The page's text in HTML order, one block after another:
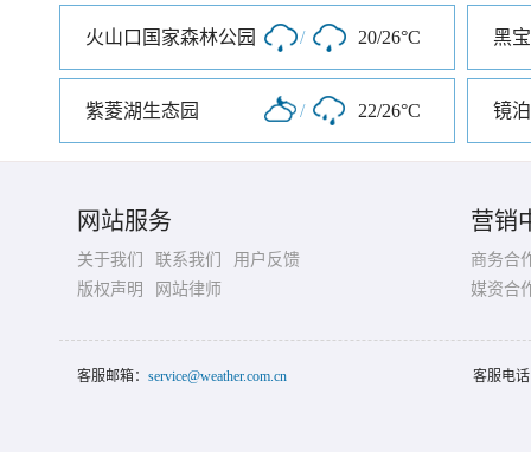
火山口国家森林公园 / 20/26°C 黑
紫菱湖生态园 / 22/26°C 镜
网站服务
关于我们 联系我们
用户反馈
版权声明
网站律师
营销
商务合
媒资合
客服邮箱： service@weather.com.cn 客服电